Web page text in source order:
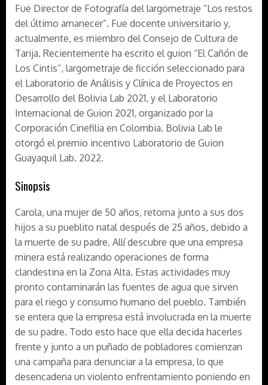
Fue Director de Fotografía del largometraje “Los restos
del último amanecer”. Fue docente universitario y,
actualmente, es miembro del Consejo de Cultura de
Tarija. Recientemente ha escrito el guion “El Cañón de
Los Cintis”, largometraje de ficción seleccionado para
el Laboratorio de Análisis y Clínica de Proyectos en
Desarrollo del Bolivia Lab 2021, y el Laboratorio
Internacional de Guion 2021, organizado por la
Corporación Cinefilia en Colombia. Bolivia Lab le
otorgó el premio incentivo Laboratorio de Guion
Guayaquil Lab. 2022.
Sinopsis
Carola, una mujer de 50 años, retorna junto a sus dos
hijos a su pueblito natal después de 25 años, debido a
la muerte de su padre. Allí descubre que una empresa
minera está realizando operaciones de forma
clandestina en la Zona Alta. Estas actividades muy
pronto contaminarán las fuentes de agua que sirven
para el riego y consumo humano del pueblo. También
se entera que la empresa está involucrada en la muerte
de su padre. Todo esto hace que ella decida hacerles
frente y junto a un puñado de pobladores comienzan
una campaña para denunciar a la empresa, lo que
desencadena un violento enfrentamiento poniendo en